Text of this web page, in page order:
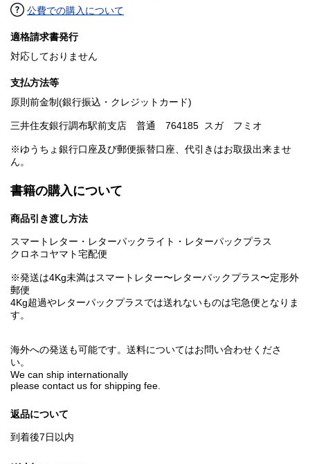
公費での購入について
適格請求書発行
対応しておりません
支払方法等
原則前金制(銀行振込・クレジットカード)
三井住友銀行調布駅前支店 普通 764185 スガ フミオ
※ゆうちょ銀行口座及び郵便振替口座、代引きはお取扱出来ませ
ん。
書籍の購入について
商品引き渡し方法
スマートレター・レターパックライト・レターパックプラス
クロネコヤマト宅配便
※発送は4Kg未満はスマートレター〜レターパックプラス〜定形外
郵便
4Kg超過やレターパックプラスでは送れないものは宅急便となりま
す。
海外への発送も可能です。送料についてはお問い合わせくださ
い。
We can ship internationally
please contact us for shipping fee.
返品について
到着後7日以内